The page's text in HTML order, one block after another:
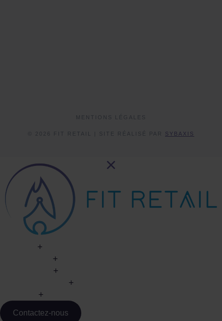
© 2026 FIT RETAIL | SITE RÉALISÉ PAR SYBAXIS
MENTIONS LÉGALES
Contactez-nous